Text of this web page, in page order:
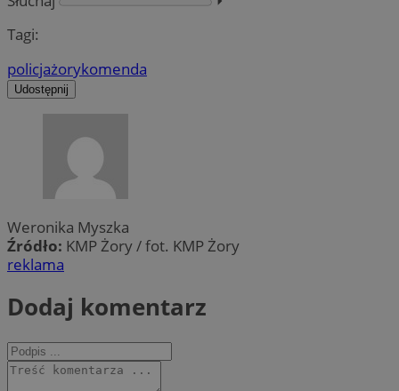
Tagi:
policjażorykomenda
Udostępnij
Weronika Myszka
Źródło: KMP Żory / fot. KMP Żory
reklama
Dodaj komentarz